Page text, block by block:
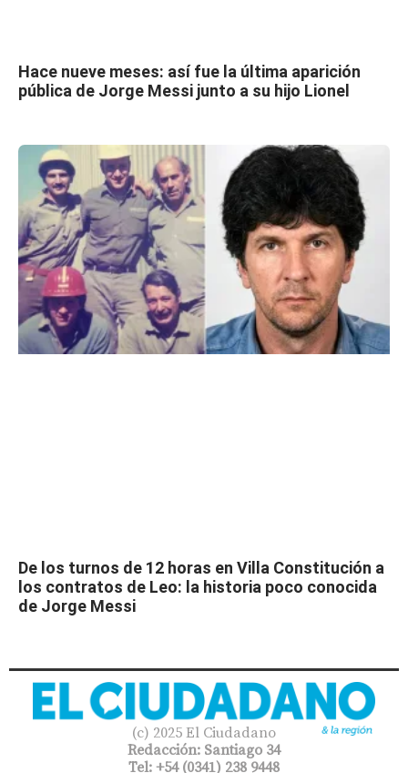
Hace nueve meses: así fue la última aparición
pública de Jorge Messi junto a su hijo Lionel
De los turnos de 12 horas en Villa Constitución a
los contratos de Leo: la historia poco conocida
de Jorge Messi
(c) 2025 El Ciudadano
Redacción: Santiago 34
Tel: +54 (0341) 238 9448